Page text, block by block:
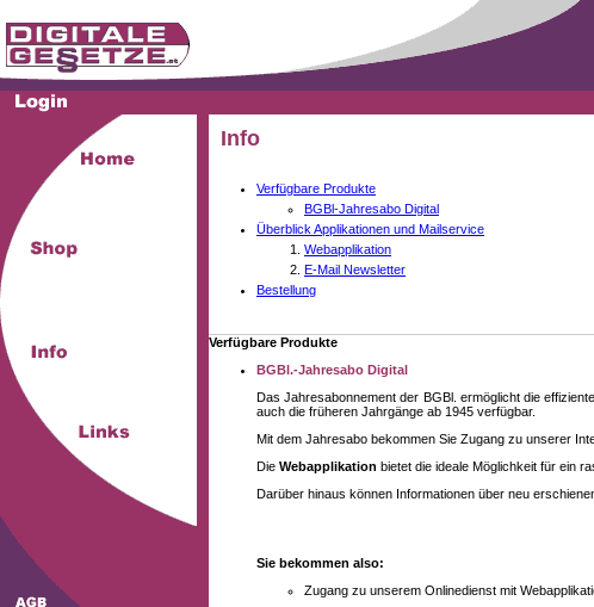
Info
Verfügbare Produkte
BGBl-Jahresabo Digital
Überblick Applikationen und Mailservice
Webapplikation
E-Mail Newsletter
Bestellung
Verfügbare Produkte
BGBl.-Jahresabo Digital
Das Jahresabonnement der BGBl. ermöglicht die
auch die früheren Jahrgänge ab 1945 verfügbar.
Mit dem Jahresabo bekommen Sie Zugang zu unserer
Die Webapplikation bietet die ideale Möglichkeit für ein
Darüber hinaus können Informationen über neu
Sie bekommen also:
Zugang zu unserem Onlinedienst mit